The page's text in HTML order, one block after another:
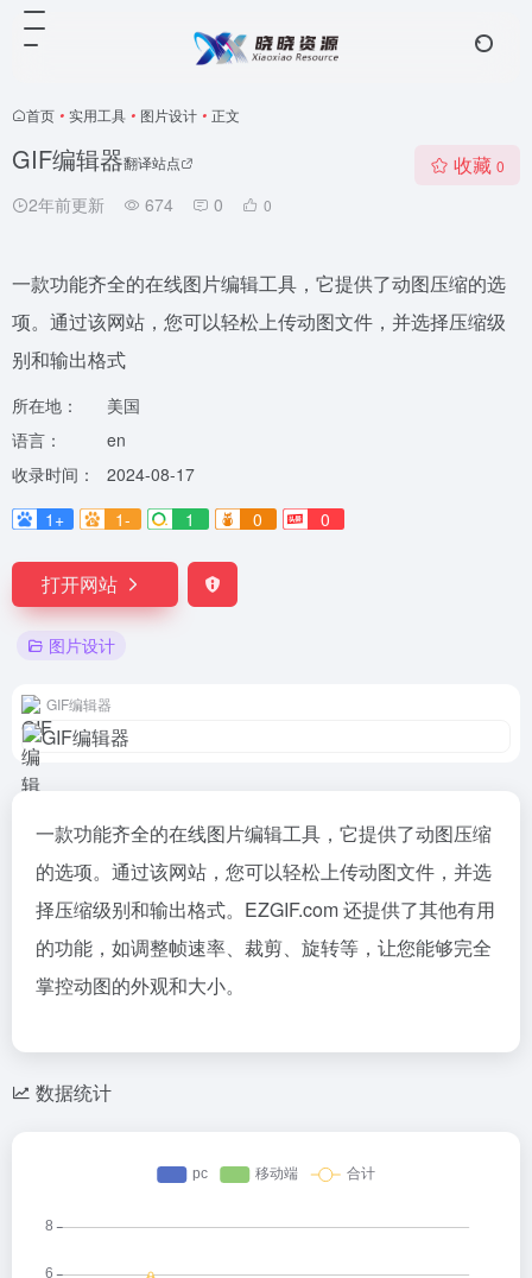
首页 • 实用工具 • 图片设计 • 正文
GIF编辑器翻译站点
2年前更新 674 0 0
收藏 0
一款功能齐全的在线图片编辑工具，它提供了动图压缩的选
项。通过该网站，您可以轻松上传动图文件，并选择压缩级
别和输出格式
所在地：
美国
语言：
en
收录时间：
2024-08-17
1+
1- 1 0 0
打开网站
图片设计
GIF编辑器
一款功能齐全的在线图片编辑工具，它提供了动图压缩
的选项。通过该网站，您可以轻松上传动图文件，并选
择压缩级别和输出格式。EZGIF.com 还提供了其他有用
的功能，如调整帧速率、裁剪、旋转等，让您能够完全
掌控动图的外观和大小。
数据统计